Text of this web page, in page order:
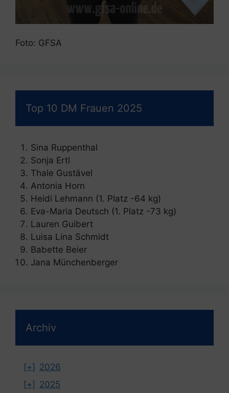
Foto: GFSA
Top 10 DM Frauen 2025
Sina Ruppenthal
Sonja Ertl
Thale Gustävel
Antonia Horn
Heidi Lehmann (1. Platz -64 kg)
Eva-Maria Deutsch (1. Platz -73 kg)
Lauren Guibert
Luisa Lina Schmidt
Babette Beier
Jana Münchenberger
Archiv
[+] 2026
[+] 2025